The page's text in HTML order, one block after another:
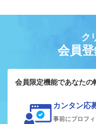
ク
会員
会員限定機能であなたの
カンタン応
事前にプロフ